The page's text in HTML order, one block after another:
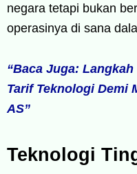
negara tetapi bukan
operasinya di sana
“Baca Juga:
Tarif Teknologi Demi
AS”
Teknologi